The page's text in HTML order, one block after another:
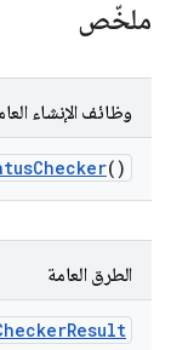
ملخّص
وظائف الإنشاء
Checker()
الطرق العامة
Result